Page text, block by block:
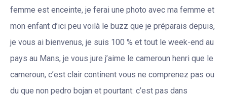
femme est enceinte, je ferai une photo avec ma femme et
mon enfant d’ici peu voilà le buzz que je préparais depuis,
je vous ai bienvenus, je suis 100 % et tout le week-end au
pays au Mans, je vous jure j’aime le cameroun henri que le
cameroun, c’est clair continent vous ne comprenez pas ou
du que non pedro bojan et pourtant: c’est pas dans